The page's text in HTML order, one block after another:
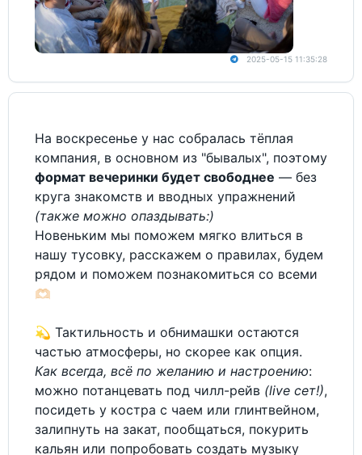
2025-05-15 11:35:28
На воскресенье у нас собралась тёплая
компания, в основном из "бывалых", поэтому
формат вечеринки будет свободнее — без
круга знакомств и вводных упражнений
(также можно опаздывать:)
Новеньким мы поможем мягко влиться в
нашу тусовку, расскажем о правилах, будем
рядом и поможем познакомиться со всеми
🫶🏻
💫 Тактильность и обнимашки остаются
частью атмосферы, но скорее как опция.
Как всегда, всё по желанию и настроению:
можно потанцевать под чилл-рейв (live сет!),
посидеть у костра с чаем или глинтвейном,
залипнуть на закат, пообщаться, покурить
кальян или попробовать создать музыку